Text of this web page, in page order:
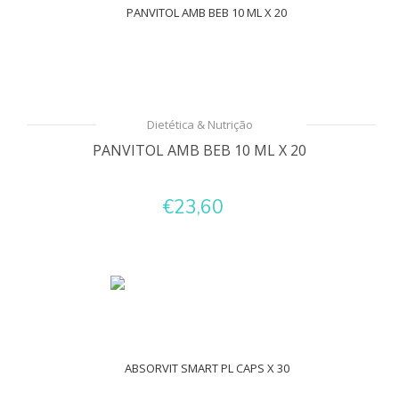
Dietética & Nutrição
PANVITOL AMB BEB 10 ML X 20
€23,60